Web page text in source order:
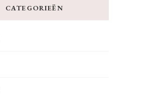
CATEGORIEËN